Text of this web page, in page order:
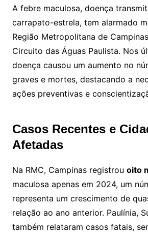
A febre maculosa, doença
carrapato-estrela, tem alarmado
Região Metropolitana de
Circuito das Águas Paulista. Nos
doença causou um aumento no
graves e mortes, destacando a
ações preventivas e
Casos Recentes e
Afetadas
Na RMC, Campinas registrou oito
maculosa apenas em 2024, um
representa um crescimento de
relação ao ano anterior. Paulínia,
também relataram casos fatais,